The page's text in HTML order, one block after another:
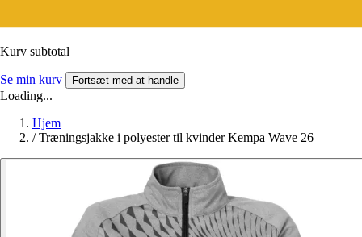
Kurv subtotal
Se min kurv Fortsæt med at handle
Loading...
Hjem
/ Træningsjakke i polyester til kvinder Kempa Wave 26